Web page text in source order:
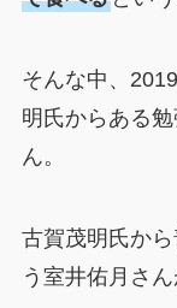
そんな中、
明氏からある
ん。
古賀茂明氏か
う室井佑月さ